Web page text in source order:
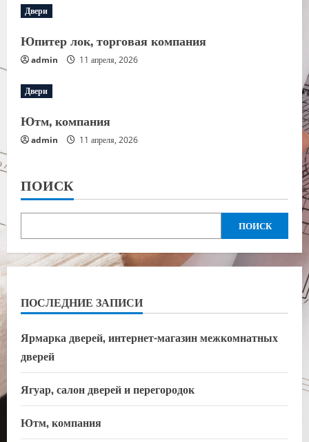
Двери
Юпитер лок, торговая компания
admin 11 апреля, 2026
Двери
Ютм, компания
admin 11 апреля, 2026
ПОИСК
ПОИСК
ПОСЛЕДНИЕ ЗАПИСИ
Ярмарка дверей, интернет-магазин межкомнатных
дверей
Ягуар, салон дверей и перегородок
Ютм, компания